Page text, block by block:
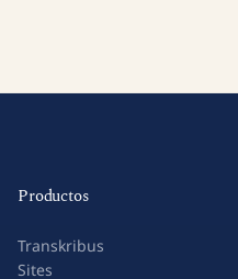
Productos
Transkribus
Sites